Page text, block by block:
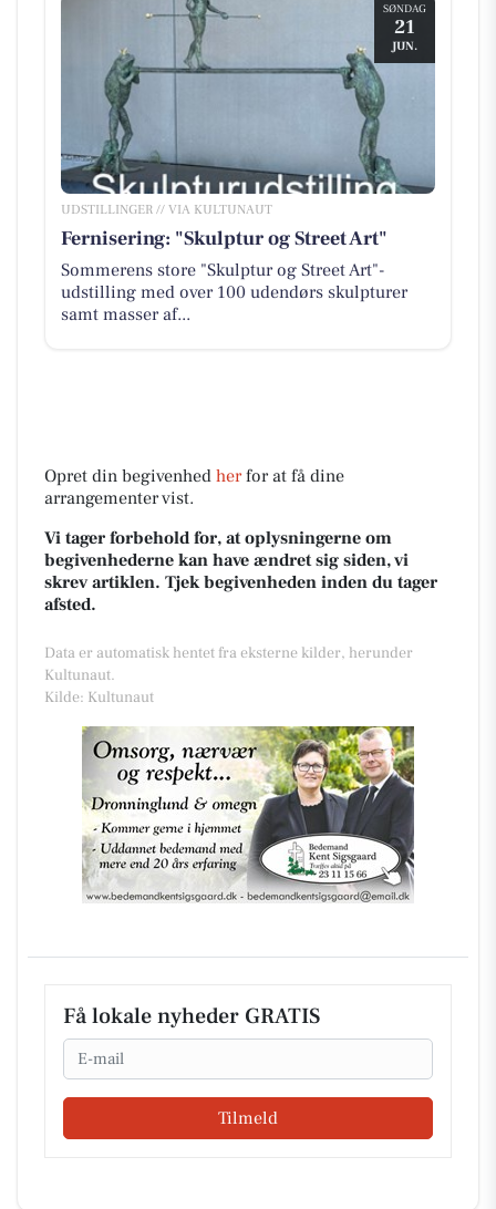
SØNDAG
21
JUN.
UDSTILLINGER // VIA KULTUNAUT
Fernisering: "Skulptur og Street Art"
Sommerens store "Skulptur og Street Art"-
udstilling med over 100 udendørs skulpturer
samt masser af...
Opret din begivenhed herfor at få dine
arrangementer vist.
Vi tager forbehold for, at oplysningerne om
begivenhederne kan have ændret sig siden, vi
skrev artiklen. Tjek begivenheden inden du tager
afsted.
Data er automatisk hentet fra eksterne kilder, herunder
Kultunaut.
Kilde: Kultunaut
Få lokale nyheder GRATIS
Email
Tilmeld